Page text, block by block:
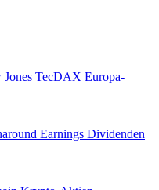
TecDAX Europa-
Earnings Dividenden